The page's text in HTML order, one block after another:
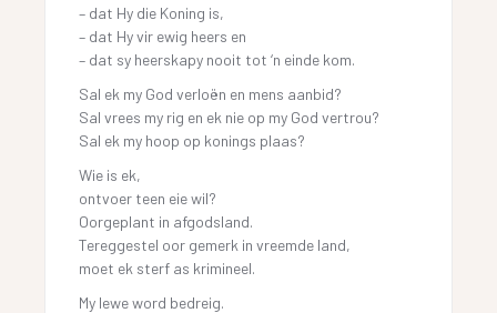
– dat Hy die Koning is,
– dat Hy vir ewig heers en
– dat sy heerskapy nooit tot ‘n einde kom.
Sal ek my God verloën en mens aanbid?
Sal vrees my rig en ek nie op my God vertrou?
Sal ek my hoop op konings plaas?
Wie is ek,
ontvoer teen eie wil?
Oorgeplant in afgodsland.
Tereggestel oor gemerk in vreemde land,
moet ek sterf as krimineel.
My lewe word bedreig.